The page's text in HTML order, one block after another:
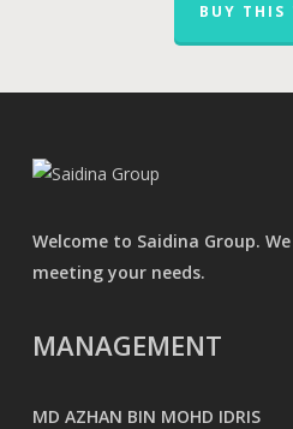
BUY THIS
Welcome to Saidina Group.
meeting your needs.
MANAGEMENT
MD AZHAN BIN MOHD IDRIS